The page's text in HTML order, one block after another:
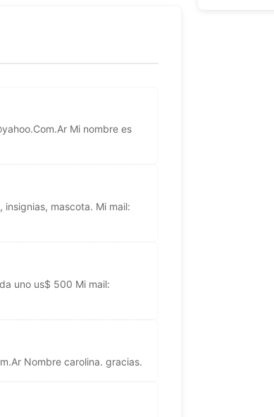
Mi nombre es
mascota. Mi mail:
uno us$ 500 Mi mail:
Nombre carolina. gracias.